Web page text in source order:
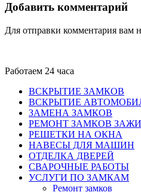
Добавить комментарий
Для отправки комментария вам
Работаем 24 часа
ВСКРЫТИЕ ЗАМКОВ
ВСКРЫТИЕ
ЗАМЕНА ЗАМКОВ
РЕМОНТ ЗАМКОВ
РЕШЕТКИ НА ОКНА
НАВЕСЫ ДЛЯ МАШИН
ОТДЕЛКА ДВЕРЕЙ
СВАРОЧНЫЕ РАБОТЫ
УСЛУГИ ПО ЗАМКАМ
Ремонт замков